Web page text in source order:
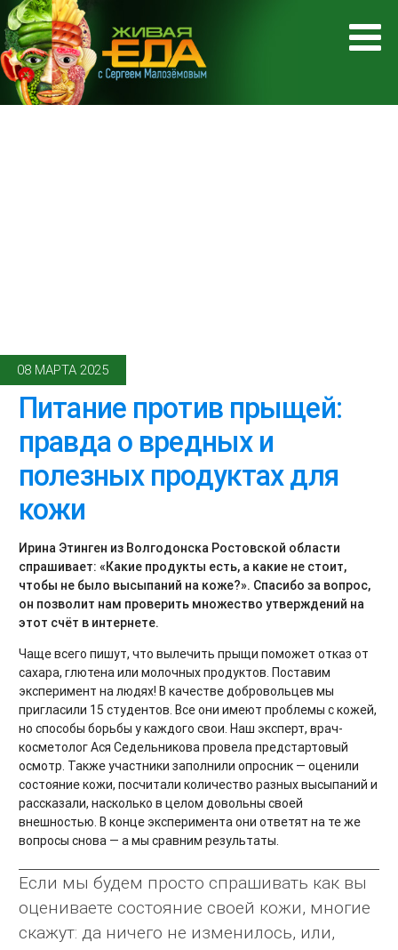
08 МАРТА 2025
Питание против прыщей:
правда о вредных и
полезных продуктах для
кожи
Ирина Этинген из Волгодонска Ростовской области
спрашивает: «Какие продукты есть, а какие не стоит,
чтобы не было высыпаний на коже?». Спасибо за вопрос,
он позволит нам проверить множество утверждений на
этот счёт в интернете.
Чаще всего пишут, что вылечить прыщи поможет отказ от
сахара, глютена или молочных продуктов. Поставим
эксперимент на людях! В качестве добровольцев мы
пригласили 15 студентов. Все они имеют проблемы с кожей,
но способы борьбы у каждого свои. Наш эксперт, врач-
косметолог Ася Седельникова провела предстартовый
осмотр. Также участники заполнили опросник — оценили
состояние кожи, посчитали количество разных высыпаний и
рассказали, насколько в целом довольны своей
внешностью. В конце эксперимента они ответят на те же
вопросы снова — а мы сравним результаты.
Если мы будем просто спрашивать как вы
оцениваете состояние своей кожи, многие
скажут: да ничего не изменилось, или,